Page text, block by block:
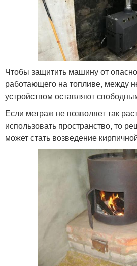
Чтобы защитить машину от
работающего на топливе, между
устройством оставляют
Если метраж не позволяет так
использовать пространство, то
может стать возведение